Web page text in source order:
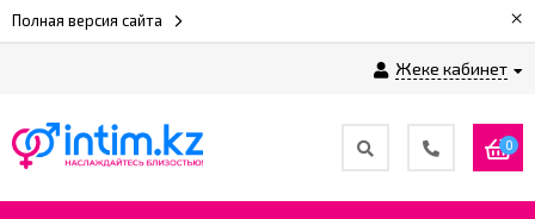
Полная версия сайта ×
Жеке кабинет
0